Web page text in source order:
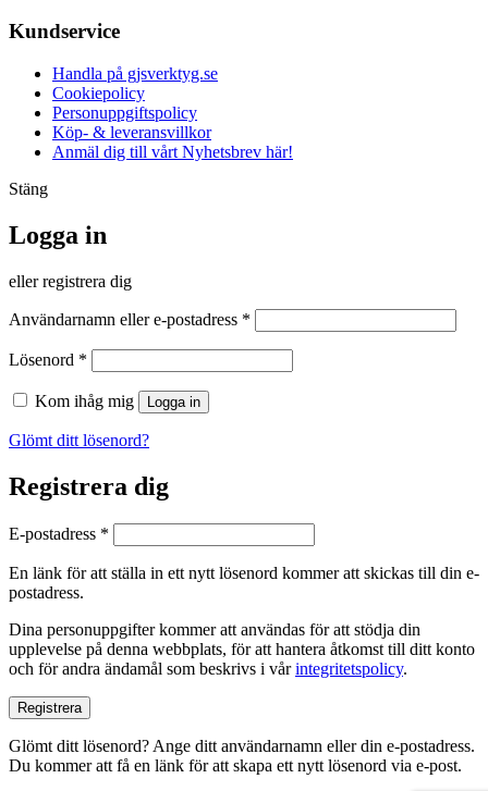
Kundservice
Handla på gjsverktyg.se
Cookiepolicy
Personuppgiftspolicy
Köp- & leveransvillkor
Anmäl dig till vårt Nyhetsbrev här!
Stäng
Logga in
eller registrera dig
Användarnamn eller e-postadress *
Lösenord *
Kom ihåg mig Logga in
Glömt ditt lösenord?
Registrera dig
E-postadress *
En länk för att ställa in ett nytt lösenord kommer att skickas till din e-
postadress.
Dina personuppgifter kommer att användas för att stödja din
upplevelse på denna webbplats, för att hantera åtkomst till ditt konto
och för andra ändamål som beskrivs i vårintegritetspolicy.
Registrera
Glömt ditt lösenord? Ange ditt användarnamn eller din e-postadress.
Du kommer att få en länk för att skapa ett nytt lösenord via e-post.